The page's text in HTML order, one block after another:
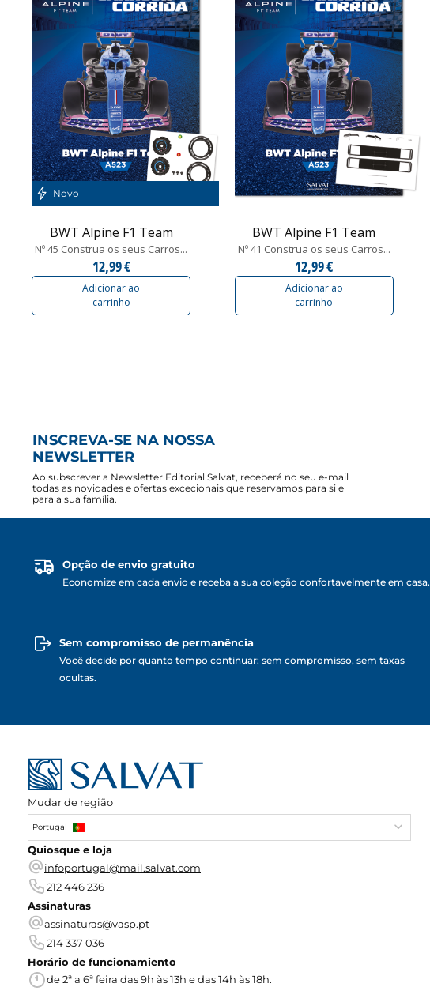
Novo
BWT Alpine F1 Team
Nº 45 Construa os seus Carros...
12,99 €
Adicionar ao
carrinho
BWT Alpine F1 Team
Nº 41 Construa os seus Carros...
12,99 €
Adicionar ao
carrinho
INSCREVA-SE NA NOSSA
NEWSLETTER
Ao subscrever a Newsletter Editorial Salvat, receberá no seu e-mail
todas as novidades e ofertas excecionais que reservamos para si e
para a sua família.
Opção de envio gratuito
Economize em cada envio e receba a sua coleção confortavelmente em casa.
Sem compromisso de permanência
Você decide por quanto tempo continuar: sem compromisso, sem taxas
ocultas.
Mudar de região
Portugal
Quiosque e loja
infoportugal@mail.salvat.com
212 446 236
Assinaturas
assinaturas@vasp.pt
214 337 036
Horário de funcionamiento
de 2ª a 6ª feira das 9h às 13h e das 14h às 18h.